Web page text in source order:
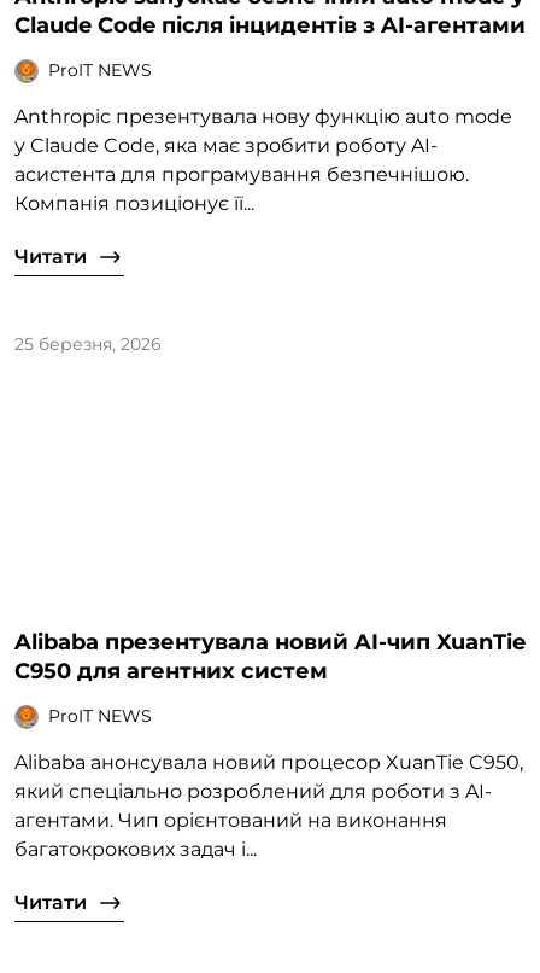
Claude Code після інцидентів з AI-агентами
ProIT NEWS
Anthropic презентувала нову функцію auto mode
у Claude Code, яка має зробити роботу AI-
асистента для програмування безпечнішою.
Компанія позиціонує її...
Читати
25 березня, 2026
Alibaba презентувала новий AI-чип XuanTie
C950 для агентних систем
ProIT NEWS
Alibaba анонсувала новий процесор XuanTie C950,
який спеціально розроблений для роботи з AI-
агентами. Чип орієнтований на виконання
багатокрокових задач і...
Читати